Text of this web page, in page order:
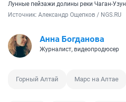
Лунные пейзажи долины реки Чаган-Узун
Источник: Александр Ощепков / NGS.RU
Анна Богданова
Журналист, видеопродюсер
Горный Алтай Марс на Алтае